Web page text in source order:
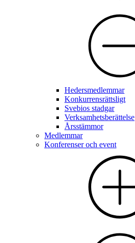
Hedersmedlemmar
Konkurrensrättsligt
Svebios stadgar
Verksamhetsberättelse
Årsstämmor
Medlemmar
Konferenser och event